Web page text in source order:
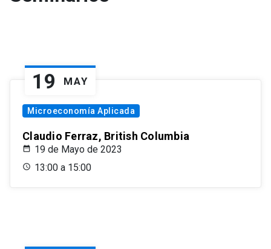
19 MAY
Microeconomía Aplicada
Claudio Ferraz, British Columbia
19 de Mayo de 2023
13:00 a 15:00